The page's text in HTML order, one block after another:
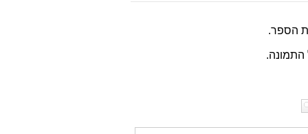
הספר.
התמונה.